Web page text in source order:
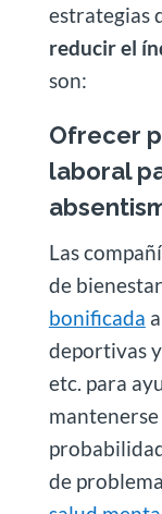
estrategias
reducir el
son:
Ofrecer
laboral
Las
de
bonificada
deportivas
etc. para
de